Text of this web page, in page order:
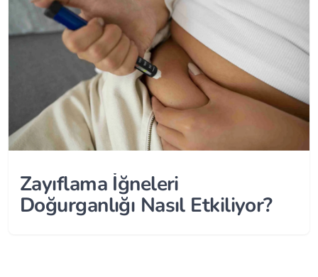
Zayıflama İğneleri
Doğurganlığı Nasıl Etkiliyor?